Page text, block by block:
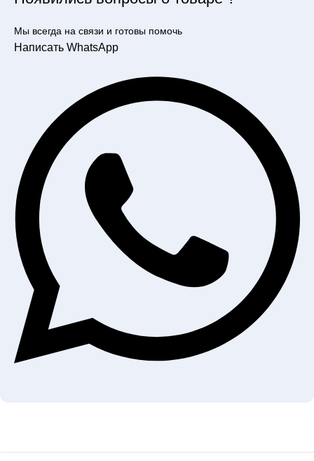
Мы всегда на связи и готовы помочь
Написать WhatsApp